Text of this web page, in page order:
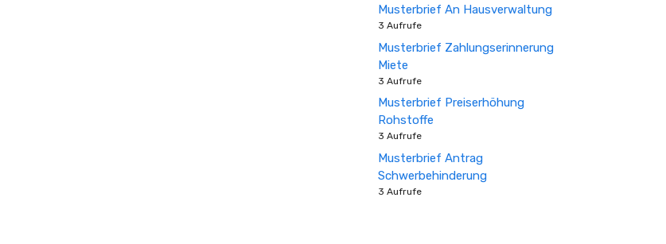
Musterbrief An Hausverwaltung
3 Aufrufe
Musterbrief Zahlungserinnerung
Miete
3 Aufrufe
Musterbrief Preiserhöhung
Rohstoffe
3 Aufrufe
Musterbrief Antrag
Schwerbehinderung
3 Aufrufe